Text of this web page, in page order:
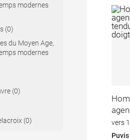
modernes
(0)
du Moyen Age,
modernes
(0)
(0)
vers